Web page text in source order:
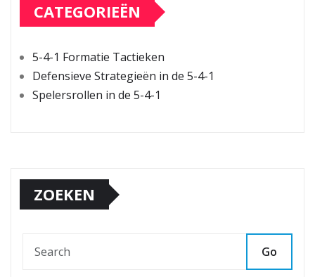
CATEGORIEËN
5-4-1 Formatie Tactieken
Defensieve Strategieën in de 5-4-1
Spelersrollen in de 5-4-1
ZOEKEN
Go